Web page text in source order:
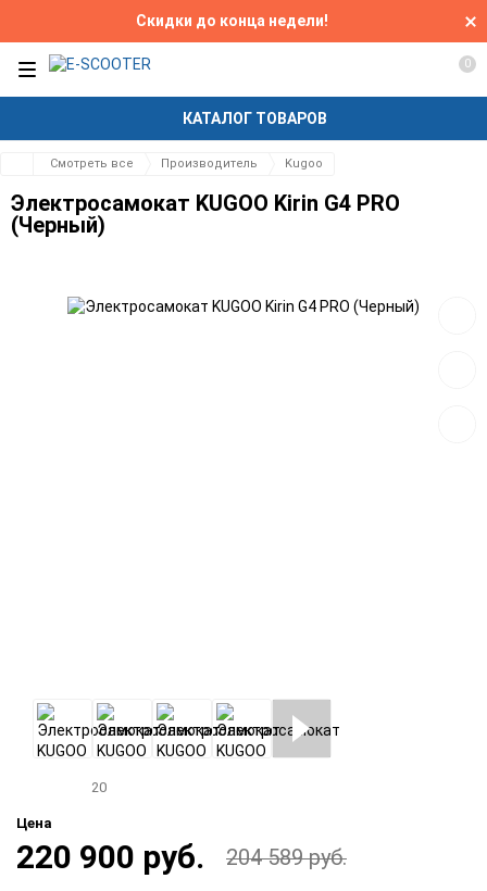
Скидки до конца недели!
КАТАЛОГ ТОВАРОВ
0
Смотреть все Производитель Kugoo
Электросамокат KUGOO Kirin G4 PRO
(Черный)
20
Цена
220 900 руб. 204 589 руб.